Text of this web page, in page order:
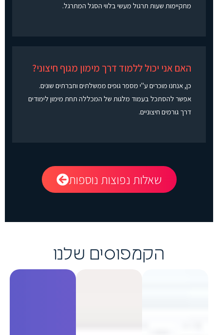
מתקיימות שעות תרגול מעשי בלווי הסגל המתרגל.
האם אני יכול ללמוד דרך מימון מגוף חיצוני?
כן, אנחנו מוכרים ע"י מספר גופים ממשלתים וחברתים שונים.
אפשר להסתכל בעמוד מלגות של המכללה תחת מימון לימודים
דרך גורמים חיצוניים.
שאלות נפוצות נוספות
הקמפוסים שלנו